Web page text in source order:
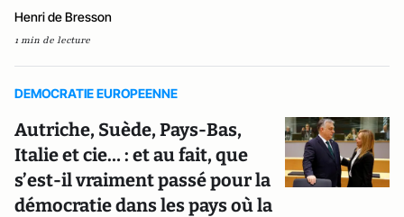
Henri de Bresson
1 min de lecture
DEMOCRATIE EUROPEENNE
Autriche, Suède, Pays-Bas,
Italie et cie… : et au fait, que
s’est-il vraiment passé pour la
démocratie dans les pays où la